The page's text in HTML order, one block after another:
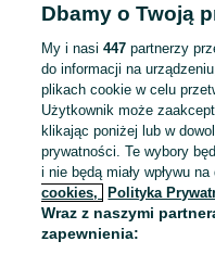
To ogłoszenie
Dbamy o Twoją
My i nasi447 partnerzy
do informacji na
plikach cookie w celu
Użytkownik może
klikając poniżej lub w
prywatności. Te wybory
i nie będą miały wpływu
cookies,
Polityka
Wraz z naszymi
zapewnienia: